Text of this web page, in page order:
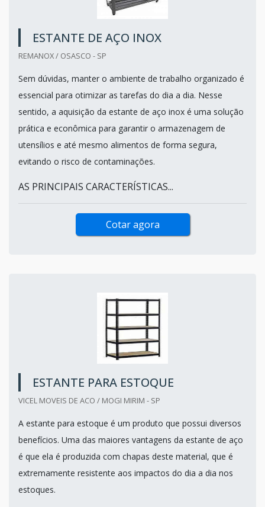
ESTANTE DE AÇO INOX
REMANOX / OSASCO - SP
Sem dúvidas, manter o ambiente de trabalho organizado é
essencial para otimizar as tarefas do dia a dia. Nesse
sentido, a aquisição da estante de aço inox é uma solução
prática e econômica para garantir o armazenagem de
utensílios e até mesmo alimentos de forma segura,
evitando o risco de contaminações.
AS PRINCIPAIS CARACTERÍSTICAS...
Cotar agora
ESTANTE PARA ESTOQUE
VICEL MOVEIS DE ACO / MOGI MIRIM - SP
A estante para estoque é um produto que possui diversos
benefícios. Uma das maiores vantagens da estante de aço
é que ela é produzida com chapas deste material, que é
extremamente resistente aos impactos do dia a dia nos
estoques.